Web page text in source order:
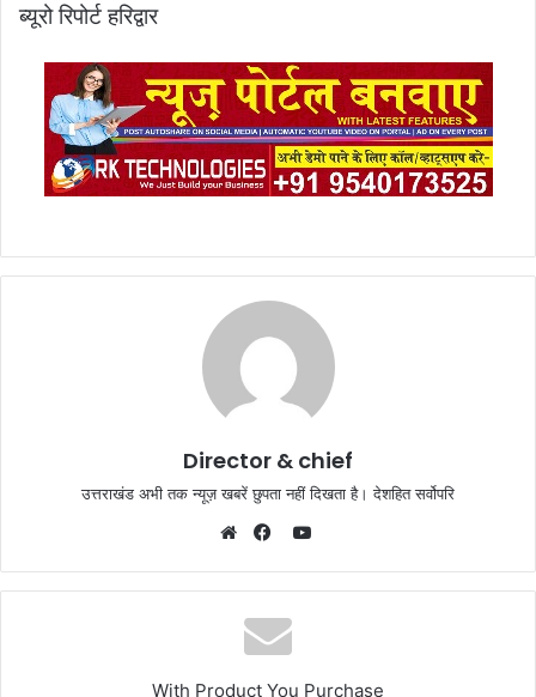
ब्यूरो रिपोर्ट हरिद्वार
Director & chief
उत्तराखंड अभी तक न्यूज़ खबरें छुपता नहीं दिखता है। देशहित सर्वोपरि
YouTube
With Product You Purchase